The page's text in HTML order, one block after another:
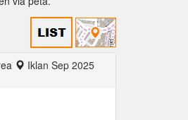
Iklan Sep 2025